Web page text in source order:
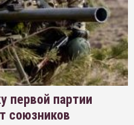
первой партии
союзников